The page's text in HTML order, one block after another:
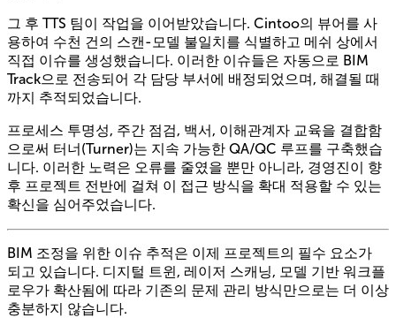
그 후 TTS 팀이 작업을 이어받았습니다. Cintoo의 뷰어를 사
용하여 수천 건의 스캔-모델 불일치를 식별하고 메쉬 상에서
직접 이슈를 생성했습니다. 이러한 이슈들은 자동으로 BIM
Track으로 전송되어 각 담당 부서에 배정되었으며, 해결될 때
까지 추적되었습니다.
프로세스 투명성, 주간 점검, 백서, 이해관계자 교육을 결합함
으로써 터너(Turner)는 지속 가능한 QA/QC 루프를 구축했습
니다. 이러한 노력은 오류를 줄였을 뿐만 아니라, 경영진이 향
후 프로젝트 전반에 걸쳐 이 접근 방식을 확대 적용할 수 있는
확신을 심어주었습니다.
BIM 조정을 위한 이슈 추적은 이제 프로젝트의 필수 요소가
되고 있습니다. 디지털 트윈, 레이저 스캐닝, 모델 기반 워크플
로우가 확산됨에 따라 기존의 문제 관리 방식만으로는 더 이상
충분하지 않습니다.